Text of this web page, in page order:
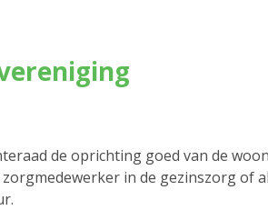
de oprichting goed van de
in de gezinszorg of